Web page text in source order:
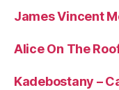
James Vincent
Alice On The
Kadebostany –